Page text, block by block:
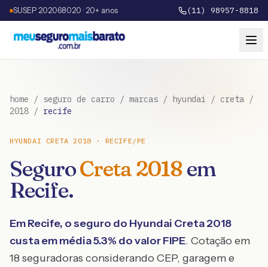
SUSEP 202068020 · 20+ anos (11) 98957-8818
home / seguro de carro / marcas / hyundai / creta /
2018 / recife
HYUNDAI CRETA 2018 · RECIFE /PE
SeguroCreta2018em
Recife.
EmRecife, o seguro do Hyundai Creta2018
custa em média5.3% do valor FIPE. Cotação em
18 seguradoras considerando CEP, garagem e